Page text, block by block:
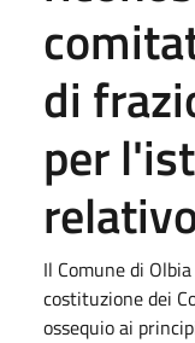
di
per
Il Comune di
costituzione dei
ossequio ai